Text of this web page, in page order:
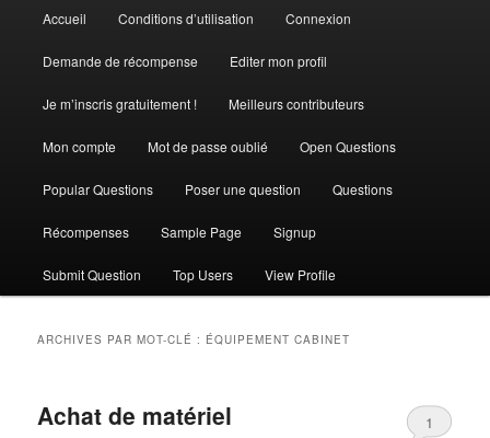
principal
Accueil Conditions d’utilisation Connexion
Demande de récompense Editer mon profil
Je m’inscris gratuitement ! Meilleurs contributeurs
Mon compte Mot de passe oublié Open Questions
Popular Questions Poser une question Questions
Récompenses Sample Page Signup
Submit Question Top Users View Profile
ARCHIVES PAR MOT-CLÉ : ÉQUIPEMENT CABINET
Achat de matériel 1